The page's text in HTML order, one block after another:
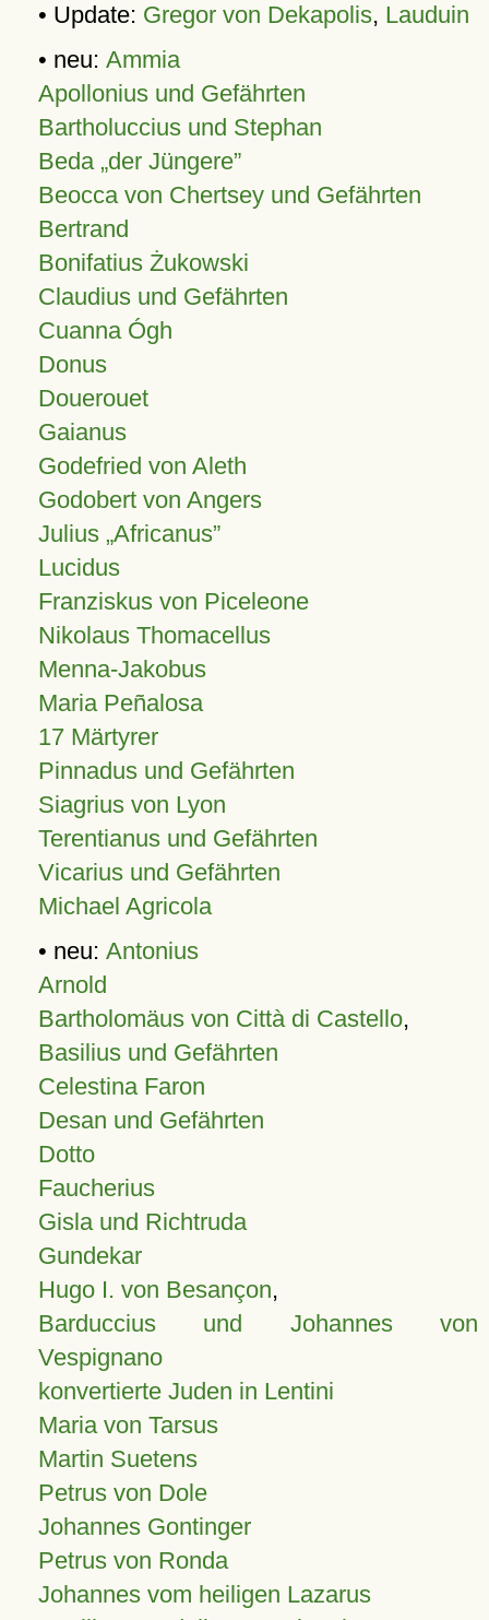
• Update: Gregor von Dekapolis, Lauduin
• neu: Ammia
Apollonius und Gefährten
Bartholuccius und Stephan
Beda „der Jüngere”
Beocca von Chertsey und Gefährten
Bertrand
Bonifatius Żukowski
Claudius und Gefährten
Cuanna Ógh
Donus
Douerouet
Gaianus
Godefried von Aleth
Godobert von Angers
Julius Africanus
Lucidus
Franziskus von Piceleone
Nikolaus Thomacellus
Menna-Jakobus
Maria Peñalosa
17 Märtyrer
Pinnadus und Gefährten
Siagrius von Lyon
Terentianus und Gefährten
Vicarius und Gefährten
Michael Agricola
• neu: Antonius
Arnold
Bartholomäus von Città di Castello,
Basilius und Gefährten
Celestina Faron
Desan und Gefährten
Dotto
Faucherius
Gisla und Richtruda
Gundekar
Hugo I. von Besançon,
Barduccius und Johannes von
Vespignano
konvertierte Juden in Lentini
Maria von Tarsus
Martin Suetens
Petrus von Dole
Johannes Gontinger
Petrus von Ronda
Johannes vom heiligen Lazarus